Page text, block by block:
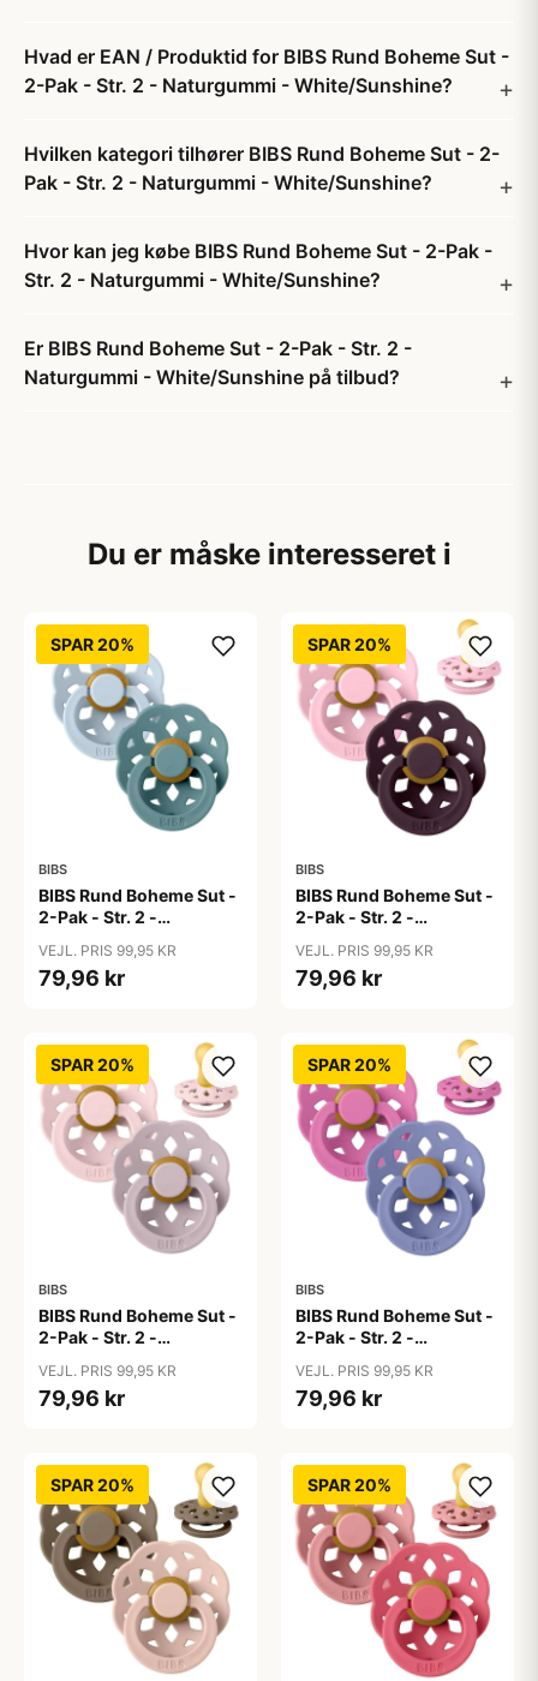
Hvad er EAN / Produktid for BIBS Rund Boheme Sut -
2-Pak - Str. 2 - Naturgummi - White/Sunshine?
Hvilken kategori tilhører BIBS Rund Boheme Sut - 2-
Pak - Str. 2 - Naturgummi - White/Sunshine?
Hvor kan jeg købe BIBS Rund Boheme Sut - 2-Pak -
Str. 2 - Naturgummi - White/Sunshine?
Er BIBS Rund Boheme Sut - 2-Pak - Str. 2 -
Naturgummi - White/Sunshine på tilbud?
Du er måske interesseret i
SPAR 20%
BIBS
BIBS Rund Boheme Sut -
2-Pak - Str. 2 -
Blue/Island Sea
VEJL. PRIS 99,95 KR
79,96 kr
SPAR 20%
BIBS
BIBS Rund Boheme Sut -
2-Pak - Str. 2 -
Pink/Plum
VEJL. PRIS 99,95 KR
79,96 kr
SPAR 20%
BIBS
BIBS Rund Boheme Sut -
2-Pak - Str. 2 -
Blossom/Dusky Lilac
VEJL. PRIS 99,95 KR
79,96 kr
SPAR 20%
BIBS
BIBS Rund Boheme Sut -
2-Pak - Str. 2 -
Bubblegum/Peri
VEJL. PRIS 99,95 KR
79,96 kr
SPAR 20% SPAR 20%